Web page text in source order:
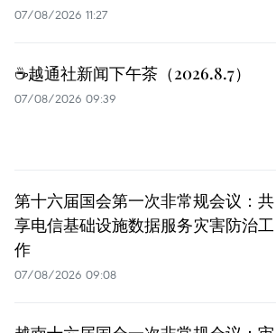
07/08/2026 11:27
☕️越通社新闻下午茶（2026.8.7）
07/08/2026 09:39
第十六届国会第一次非常规会议：共
享电信基础设施数据服务灾害防治工
作
07/08/2026 09:08